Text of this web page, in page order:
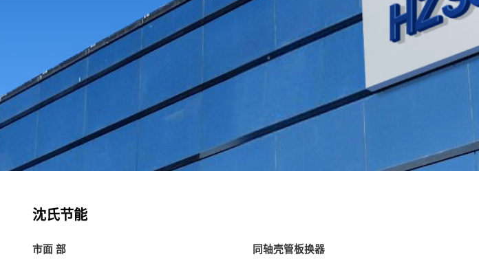
沈氏节能
市面 部 同轴壳管板换器